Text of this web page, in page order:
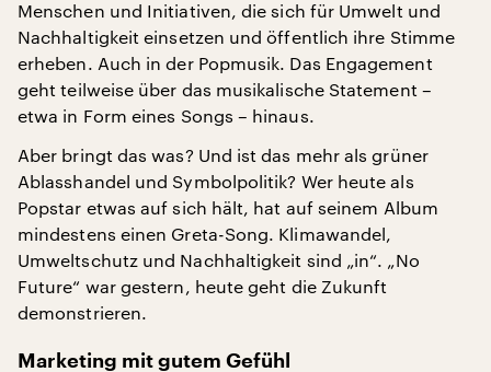
Menschen und Initiativen, die sich für Umwelt und
Nachhaltigkeit einsetzen und öffentlich ihre Stimme
erheben. Auch in der Popmusik. Das Engagement
geht teilweise über das musikalische Statement –
etwa in Form eines Songs – hinaus.
Aber bringt das was? Und ist das mehr als grüner
Ablasshandel und Symbolpolitik? Wer heute als
Popstar etwas auf sich hält, hat auf seinem Album
mindestens einen Greta-Song. Klimawandel,
Umweltschutz und Nachhaltigkeit sind „in“. „No
Future“ war gestern, heute geht die Zukunft
demonstrieren.
Marketing mit gutem Gefühl